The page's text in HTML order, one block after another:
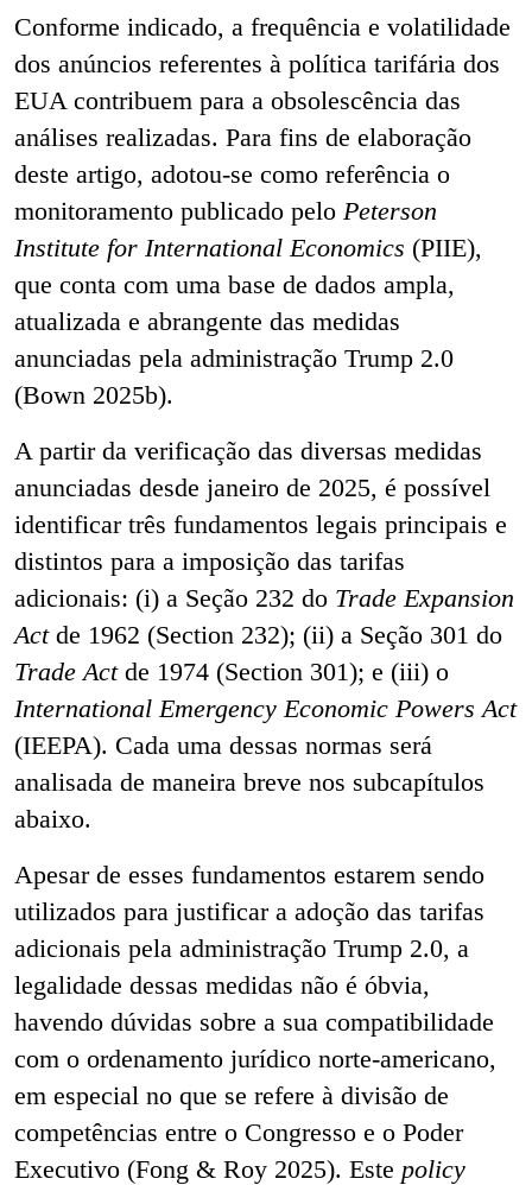
Conforme indicado, a frequência e volatilidade
dos anúncios referentes à política tarifária dos
EUA contribuem para a obsolescência das
análises realizadas. Para fins de elaboração
deste artigo, adotou-se como referência o
monitoramento publicado pelo Peterson
Institute for International Economics (PIIE),
que conta com uma base de dados ampla,
atualizada e abrangente das medidas
anunciadas pela administração Trump 2.0
(Bown 2025b).
A partir da verificação das diversas medidas
anunciadas desde janeiro de 2025, é possível
identificar três fundamentos legais principais e
distintos para a imposição das tarifas
adicionais: (i) a Seção 232 do Trade Expansion
Act de 1962 (Section 232); (ii) a Seção 301 do
Trade Actde 1974 (Section 301); e (iii) o
International Emergency Economic Powers Act
(IEEPA). Cada uma dessas normas será
analisada de maneira breve nos subcapítulos
abaixo.
Apesar de esses fundamentos estarem sendo
utilizados para justificar a adoção das tarifas
adicionais pela administração Trump 2.0, a
legalidade dessas medidas não é óbvia,
havendo dúvidas sobre a sua compatibilidade
com o ordenamento jurídico norte-americano,
em especial no que se refere à divisão de
competências entre o Congresso e o Poder
Executivo (Fong & Roy 2025). Este policy